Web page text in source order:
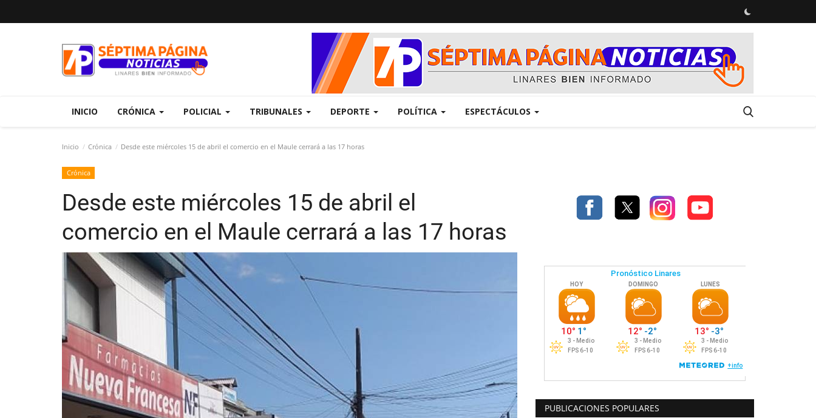
INICIO CRÓNICA POLICIAL TRIBUNALES DEPORTE POLÍTICA ESPECTÁCULOS
Inicio Crónica Desde este miércoles 15 de abril el comercio en el Maule cerrará a las 17 horas
Crónica
Desde este miércoles 15 de abril el
comercio en el Maule cerrará a las 17 horas
PUBLICACIONES POPULARES